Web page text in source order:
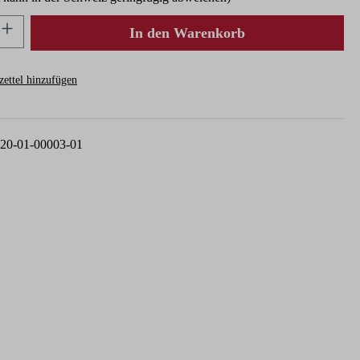
Gib den gewünschten Wert ein oder
In den Warenkorb
hinzufügen
01-00003-01